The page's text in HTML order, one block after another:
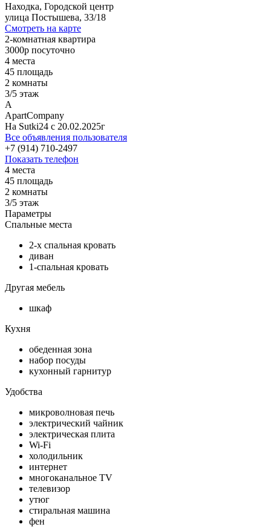
Находка, Городской центр
улица Постышева, 33/18
Смотреть на карте
2-комнатная квартира
3000р посуточно
4 места
45 площадь
2 комнаты
3/5 этаж
A
ApartCompany
На Sutki24 c 20.02.2025г
Все объявления пользователя
+7 (914) 710-2497
Показать телефон
4 места
45 площадь
2 комнаты
3/5 этаж
Параметры
Спальные места
2-х спальная кровать
диван
1-спальная кровать
Другая мебель
шкаф
Кухня
обеденная зона
набор посуды
кухонный гарнитур
Удобства
микроволновая печь
электрический чайник
электрическая плита
Wi-Fi
холодильник
интернет
многоканальное TV
телевизор
утюг
стиральная машина
фен